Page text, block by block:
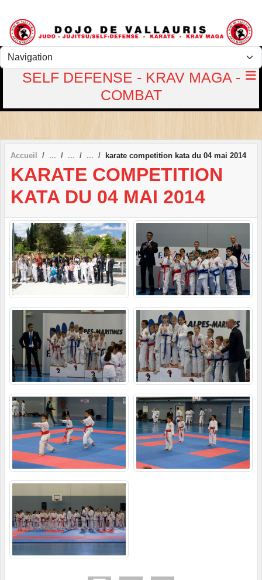
SELF DEFENSE - KRAV MAGA -
COMBAT
Accueil karate competition kata du 04 mai 2014
KARATE COMPETITION
KATA DU 04 MAI 2014